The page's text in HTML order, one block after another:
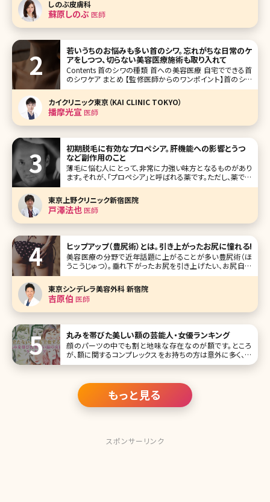
よ」とヘソを曲げて、もう会わない
しのぶ皮膚科
蘇原しのぶ医師
若いうちのお悩みも多い首のシワ。忘れがちな日常のケ
アをしつつ、切らない美容医療施術も取り入れて
Contents 首のシワの種類 首への美容医療 自宅でできる首
のシワケア まとめ 【監修医師からのワンポイント】首のシワ
は加齢だけでなく姿勢や癖など日常習慣の影響も大きい部
位です。深くなる前ほど改善しやすいため、まずは保湿や紫外
線対策を習慣づけましょう。美容医療では、ダウンタ
カイクリニック東京（KAI CLINIC TOKYO）
播摩光宣 医師
初期脱毛に有効なプロペシア。肝機能への影響とうつ
など副作用のこと
薄毛に悩む人にとって、非常に力強い味方となるものがあり
ます。それが、「プロペシア」と呼ばれる薬です。ただし、薬であ
るがゆえ、そこには当然「副作用」も存在します。 今回は、この
プロペシアの概要や効果、使い方、そして副作用についてお
話していきます。 プロペシアの効果について まずはプロペシ
アの
東京上野クリニック新宿医院
戸澤法也医師
ヒップアップ（豊尻術）とは。引き上がったお尻に憧れる!
美容医療の分野で近年話題に上がることが多い豊尻術（ほ
うこうじゅつ）。垂れ下がったお尻を引き上げたい、お尻自体
を大きくしたい、お尻の形をよくしたいなどのお悩みに対して
豊尻術を行います。 本記事では豊尻術を検討している方に
おいて最も悩みが深いであろうお尻が垂れ下がってしまう原
因について解説した上で
東京シンデレラ美容外科 新宿院
吉原伯 医師
丸みを帯びた美しい額の芸能人・女優ランキング
顔のパーツの中でも割と地味な存在なのが額です。ところ
が、額に関するコンプレックスをお持ちの方は意外に多く、前
髪で隠している方も少なくはありません。美しい額の条件は、
今回は、美しい額を持った国内女優をランキング形式でご紹
介します。 第1位 新垣もっと見る
スポンサーリンク